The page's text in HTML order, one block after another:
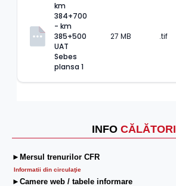
INFO CĂLĂTORI
►Mersul trenurilor CFR
Informatii din circulaţie
►Camere web / tabele informare
km
384+700
- km
385+500
UAT
Sebes
plansa 1
27 MB .tif